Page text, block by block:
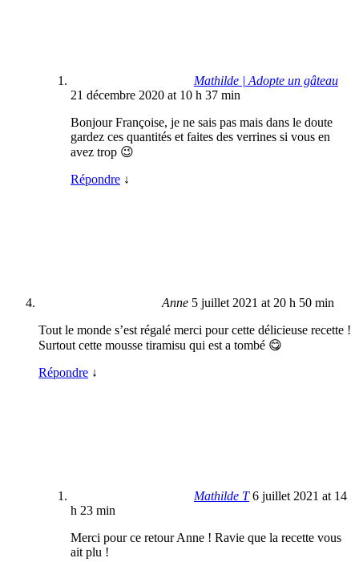
Mathilde | Adopte un gâteau
21 décembre 2020 at 10 h 37 min
Bonjour Françoise, je ne sais pas mais dans le doute
gardez ces quantités et faites des verrines si vous en
avez trop 😉
Répondre ↓
Anne 5 juillet 2021 at 20 h 50 min
Tout le monde s’est régalé merci pour cette délicieuse recette !
Surtout cette mousse tiramisu qui est a tombé 😋
Répondre ↓
Mathilde T 6 juillet 2021 at 14
h 23 min
Merci pour ce retour Anne ! Ravie que la recette vous
ait plu !